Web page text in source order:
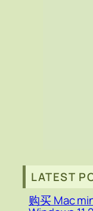
LATEST
购买 Mac